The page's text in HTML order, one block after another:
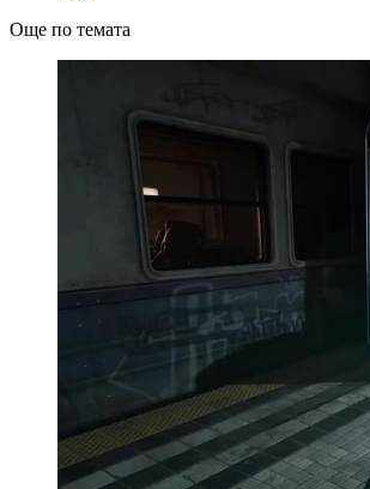
Още по темата